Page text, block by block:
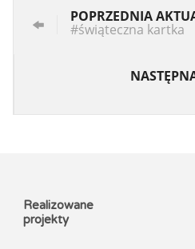
POPRZEDNIA
#świąteczna kartka
Realizowane
projekty